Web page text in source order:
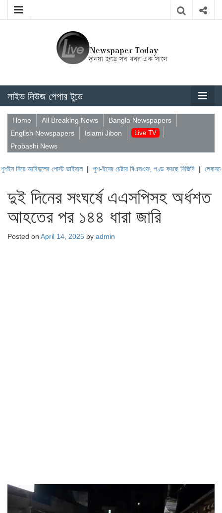
লাইভ নিউজ পেপার টুডে
Home All Breaking News
Bangla Newspapers
English Newspapers
Islami Jibon Live TV
Probashi News
পোস্ট ভাইরাল| পুশ-ইনের চেষ্টায় বিএসএফ, পণ্ড করছে বিজিবি|লেবাননের
দুই দিনের সংঘর্ষে এএসপিসহ অর্ধশত
আহতের পর ১৪৪ ধারা জারি
Posted on April 14, 2025 by admin